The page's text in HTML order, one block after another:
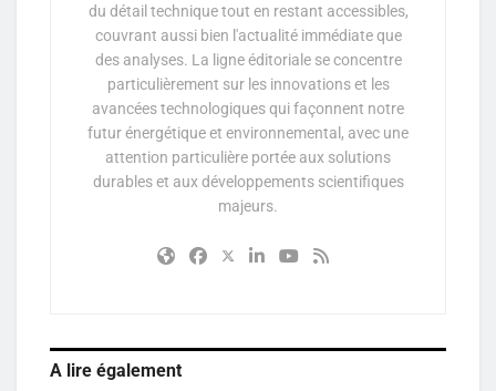
du détail technique tout en restant accessibles,
couvrant aussi bien l'actualité immédiate que
des analyses. La ligne éditoriale se concentre
particulièrement sur les innovations et les
avancées technologiques qui façonnent notre
futur énergétique et environnemental, avec une
attention particulière portée aux solutions
durables et aux développements scientifiques
majeurs.
A lire également